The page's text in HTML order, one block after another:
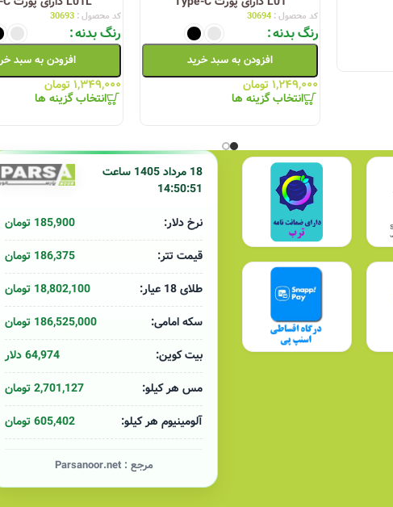
کد محصول : 30694
رنگ بدنه
افزودن به سبد خرید
۱,۲۴۹,۰۰۰ تومان
انتخاب گزینه ها
کد محصول :30693
رنگ بدنه
افزودن به سبد
۱,۳۴۹,۰۰۰ تومان
انتخاب گزینه ها
18 مرداد 1405 ساعت
14:50:51
نرخ دلار:
185,900 تومان
قیمت تتر:
186,375 تومان
طلای 18 عیار:
18,802,100 تومان
سکه امامی:
186,525,000 تومان
بیت کوین:
64,974 دلار
مس هر کیلو:
2,701,127 تومان
آلومینیوم هر کیلو:
605,402 تومان
مرجع :Parsanoor.net